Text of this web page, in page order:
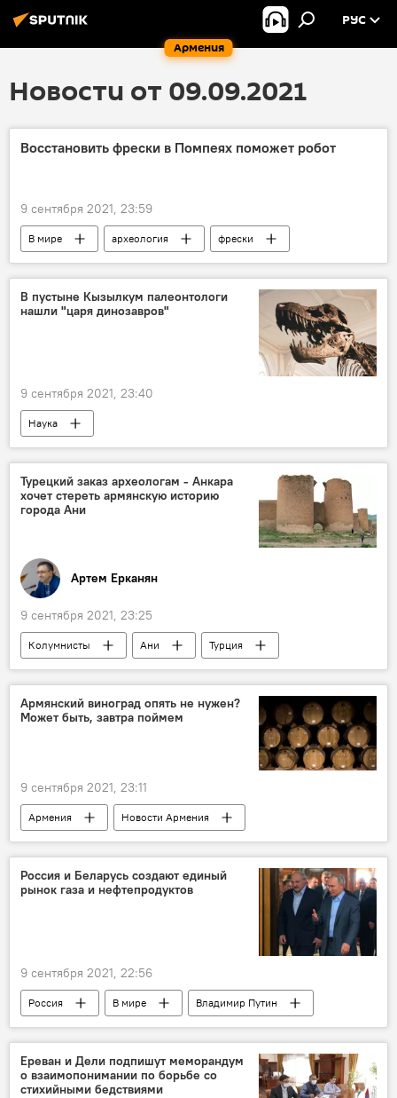
Армения
РУС
Новости от 09.09.2021
Восстановить фрески в Помпеях поможет робот
9 сентября 2021, 23:59
В мире археология
фрески
робот
В пустыне Кызылкум палеонтологи
нашли "царя динозавров"
9 сентября 2021, 23:40
Наука
Турецкий заказ археологам - Анкара
хочет стереть армянскую историю
города Ани
Артем Ерканян
9 сентября 2021, 23:25
Колумнисты Ани
Турция
археология
Армянский виноград опять не нужен?
Может быть, завтра поймем
9 сентября 2021, 23:11
Армения
Новости Армения
виноград
цена
Россия и Беларусь создают единый
рынок газа и нефтепродуктов
9 сентября 2021, 22:56
Россия В мире
Владимир Путин
Лукашенко Александр
переговоры
Ереван и Дели подпишут меморандум
о взаимопонимании по борьбе со
стихийными бедствиями